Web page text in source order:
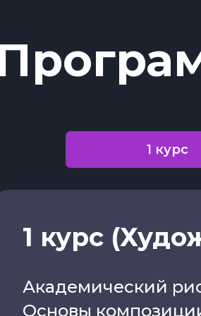
1 курс
1 курс
Академический
Основы